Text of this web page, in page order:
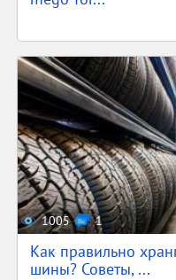
1005 1
Как правильно
шины? Советы, ...